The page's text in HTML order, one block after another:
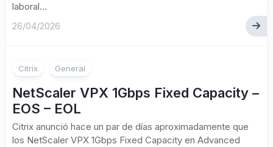
laboral...
26/04/2026
Citrix General
NetScaler VPX 1Gbps Fixed Capacity –
EOS – EOL
Citrix anunció hace un par de días aproximadamente que
los NetScaler VPX 1Gbps Fixed Capacity en Advanced